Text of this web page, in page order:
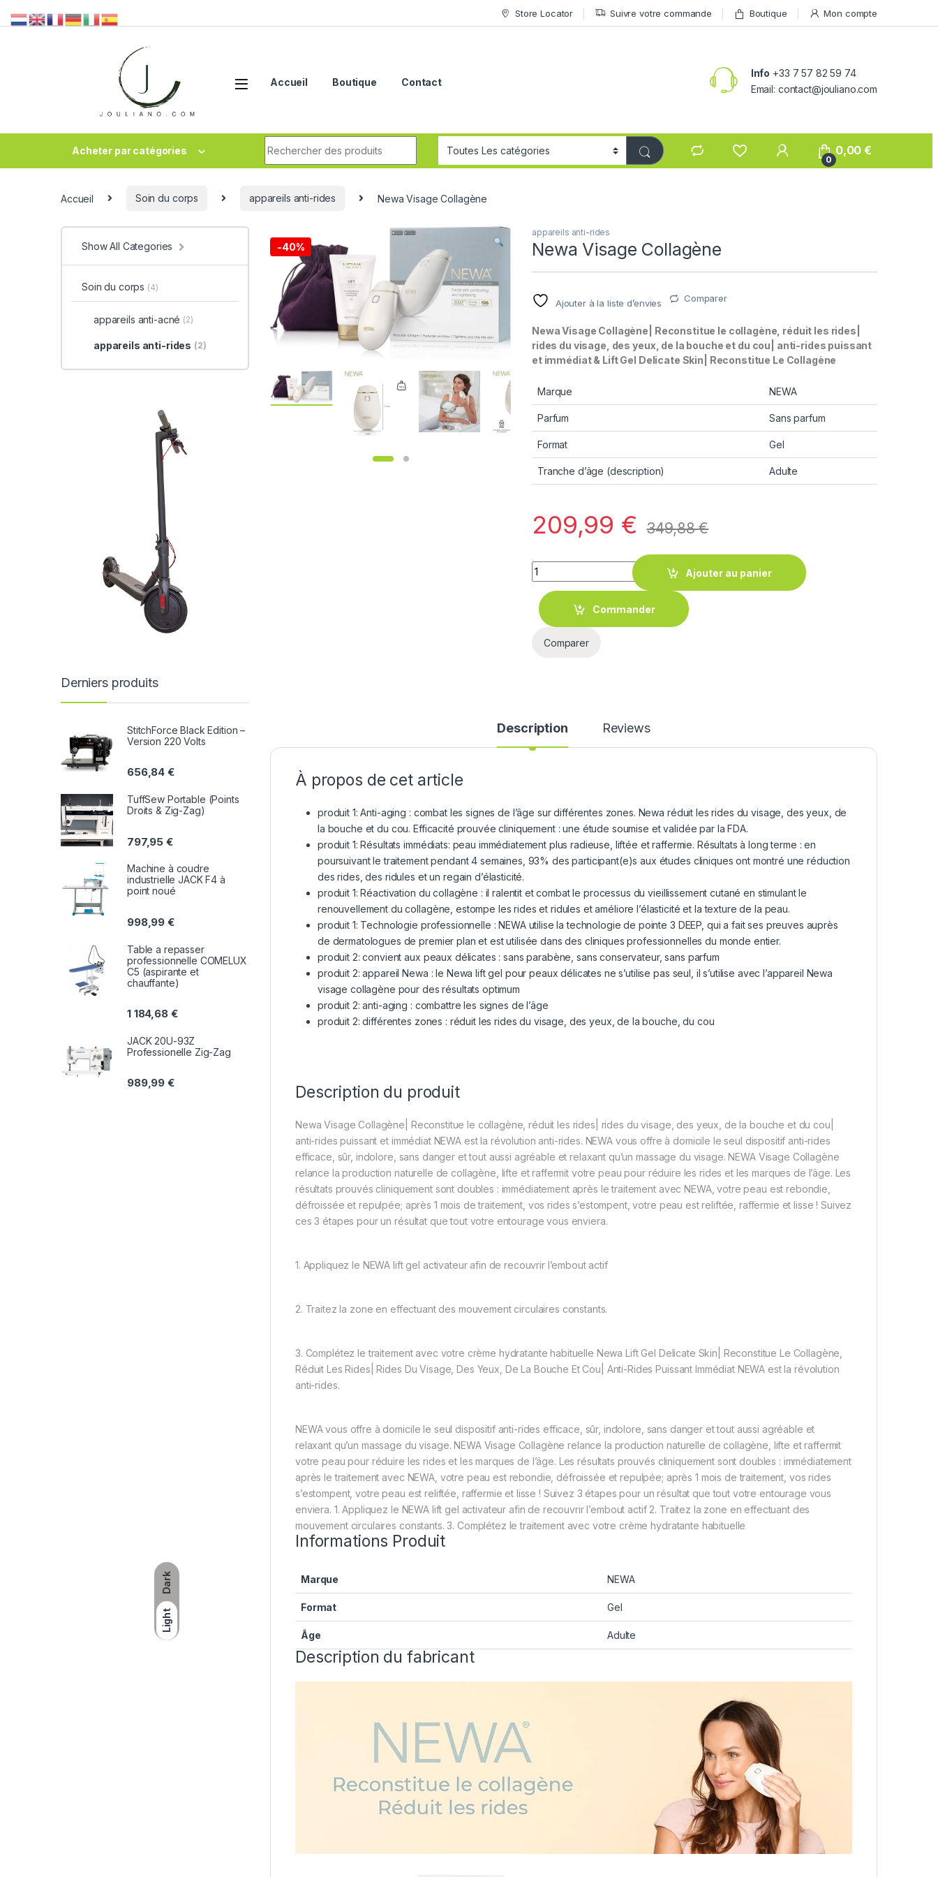
Dark
Light
Store Locator Suivre votre commande Boutique Mon compte
Accueil Boutique Contact
Info +33 7 57 82 59 74
Email: contact@jouliano.com
Acheter par catégories
0
0,00€
Accueil Soin du corps appareils anti-rides Newa Visage Collagène
-40%
appareils anti-rides
Newa Visage Collagène
Ajouter à la liste d’envies Comparer
Newa Visage Collagène| Reconstitue le collagène, réduit les rides|
rides du visage, des yeux, de la bouche et du cou| anti-rides puissant
et immédiat & Lift Gel Delicate Skin| Reconstitue Le Collagène
Marque NEWA
Parfum Sans parfum
Format Gel
Tranche d’âge (description) Adulte
209,99 € 349,88€
Quantity
Ajouter au panier
Commander
Comparer
Description Reviews
À propos de cet article
produit 1: Anti-aging : combat les signes de l’âge sur différentes zones. Newa réduit les rides du visage, des yeux, de
la bouche et du cou. Efficacité prouvée cliniquement : une étude soumise et validée par la FDA.
produit 1: Résultats immédiats: peau immédiatement plus radieuse, liftée et raffermie. Résultats à long terme : en
poursuivant le traitement pendant 4 semaines, 93% des participant(e)s aux études cliniques ont montré une réduction
des rides, des ridules et un regain d’élasticité.
produit 1: Réactivation du collagène : il ralentit et combat le processus du vieillissement cutané en stimulant le
renouvellement du collagène, estompe les rides et ridules et améliore l’élasticité et la texture de la peau.
produit 1: Technologie professionnelle : NEWA utilise la technologie de pointe 3 DEEP, qui a fait ses preuves auprès
de dermatologues de premier plan et est utilisée dans des cliniques professionnelles du monde entier.
produit 2: convient aux peaux délicates : sans parabène, sans conservateur, sans parfum
produit 2: appareil Newa : le Newa lift gel pour peaux délicates ne s’utilise pas seul, il s’utilise avec l’appareil Newa
visage collagène pour des résultats optimum
produit 2: anti-aging : combattre les signes de l’âge
produit 2: différentes zones : réduit les rides du visage, des yeux, de la bouche, du cou
Description du produit
Newa Visage Collagène| Reconstitue le collagène, réduit les rides| rides du visage, des yeux, de la bouche et du cou|
anti-rides puissant et immédiat NEWA est la révolution anti-rides. NEWA vous offre à domicile le seul dispositif anti-rides
efficace, sûr, indolore, sans danger et tout aussi agréable et relaxant qu’un massage du visage. NEWA Visage Collagène
relance la production naturelle de collagène, lifte et raffermit votre peau pour réduire les rides et les marques de l’âge. Les
résultats prouvés cliniquement sont doubles : immédiatement après le traitement avec NEWA, votre peau est rebondie,
défroissée et repulpée; après 1 mois de traitement, vos rides s’estompent, votre peau est reliftée, raffermie et lisse ! Suivez
ces 3 étapes pour un résultat que tout votre entourage vous enviera.
1. Appliquez le NEWA lift gel activateur afin de recouvrir l’embout actif
2. Traitez la zone en effectuant des mouvement circulaires constants.
3. Complétez le traitement avec votre crème hydratante habituelle Newa Lift Gel Delicate Skin| Reconstitue Le Collagène,
Réduit Les Rides| Rides Du Visage, Des Yeux, De La Bouche Et Cou| Anti-Rides Puissant Immédiat NEWA est la révolution
anti-rides.
NEWA vous offre à domicile le seul dispositif anti-rides efficace, sûr, indolore, sans danger et tout aussi agréable et
relaxant qu’un massage du visage. NEWA Visage Collagène relance la production naturelle de collagène, lifte et raffermit
votre peau pour réduire les rides et les marques de l’âge. Les résultats prouvés cliniquement sont doubles : immédiatement
après le traitement avec NEWA, votre peau est rebondie, défroissée et repulpée; après 1 mois de traitement, vos rides
s’estompent, votre peau est reliftée, raffermie et lisse ! Suivez 3 étapes pour un résultat que tout votre entourage vous
enviera. 1. Appliquez le NEWA lift gel activateur afin de recouvrir l’embout actif 2. Traitez la zone en effectuant des
mouvement circulaires constants. 3. Complétez le traitement avec votre crème hydratante habituelle
Informations Produit
Marque ‎NEWA
Format ‎Gel
Âge ‎Adulte
Description du fabricant
Show All Categories
Soin du corps (4)
appareils anti-acné (2)
appareils anti-rides (2)
Derniers produits
StitchForce Black Edition –
Version 220 Volts
656,84€
TuffSew Portable (Points
Droits & Zig-Zag)
797,95€
Machine à coudre
industrielle JACK F4 à
point noué
998,99€
Table a repasser
professionnelle COMELUX
C5 (aspirante et
chauffante)
1 184,68 €
JACK 20U-93Z
Professionelle Zig-Zag
989,99€